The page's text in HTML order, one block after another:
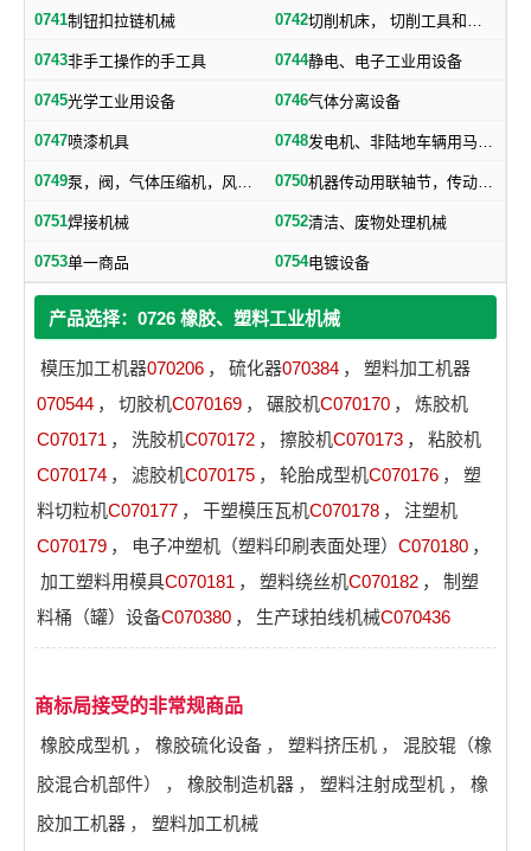
0741制钮扣拉链机械 0742 切削机床， 切削工具和其他金属加工机械
0743非手工操作的手工具 0744静电、电子工业用设备
0745光学工业用设备 0746气体分离设备
0747喷漆机具 0748 发电机、非陆地车辆用马达和引擎及其零部件
0749 泵，阀，气体压缩机，风机，，液压元件，气动元件 0750 机器传动用联轴节，传动带及其他机器零部件
0751焊接机械 0752清洁、废物处理机械
0753单一商品 0754电镀设备
产品选择：0726 橡胶、塑料工业机械
模压加工机器070206 ， 硫化器070384 ，
塑料加工机器
070544 ， 切胶机C070169 ， 碾胶机C070170 ，
炼胶机
C070171 ， 洗胶机C070172 ， 擦胶机C070173 ，
粘胶机
C070174 ， 滤胶机C070175 ， 轮胎成型机C070176 ，
塑
料切粒机C070177 ， 干塑模压瓦机C070178 ，
注塑机
C070179 ， 电子冲塑机（塑料印刷表面处理） C070180 ，
加工塑料用模具C070181 ， 塑料绕丝机C070182 ，
制塑
料桶（罐）设备C070380 ， 生产球拍线机械C070436
商标局接受的非常规商品
橡胶成型机 ， 橡胶硫化设备 ， 塑料挤压机 ，
混胶辊（橡
胶混合机部件）
， 橡胶制造机器 ， 塑料注射成型机 ，
橡
胶加工机器 ， 塑料加工机械